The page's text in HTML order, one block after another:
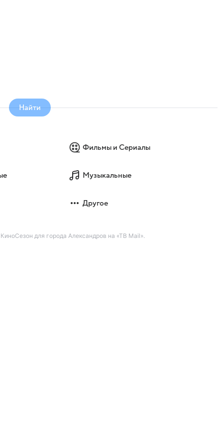
Найти
Фильмы и Сериалы
Музыкальные
Другое
для города Александров на «ТВ Mail».